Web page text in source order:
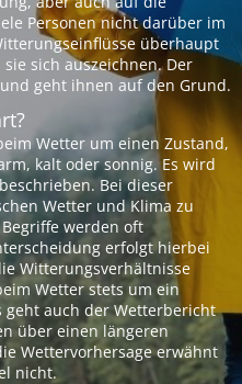
Personen nicht darüber im
überhaupt
sich auszeichnen. Der
geht ihnen auf den Grund.
Wetter um einen Zustand,
kalt oder sonnig. Es wird
Bei dieser
Wetter und Klima zu
werden oft
erfolgt hierbei
Witterungsverhältnisse
Wetter stets um ein
geht auch der Wetterbericht
über einen längeren
Wettervorhersage erwähnt
nicht.